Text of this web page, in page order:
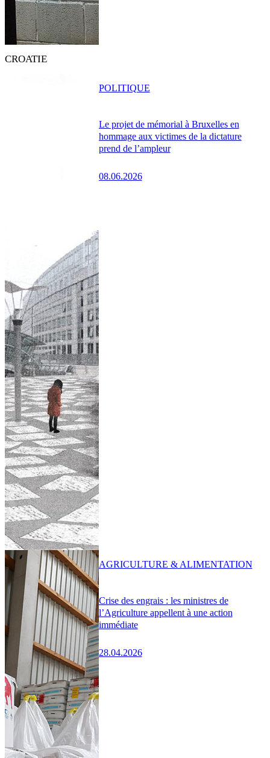
CROATIE
Le projet de mémorial à Bruxelles en
hommage aux victimes de la dictature
prend de l’ampleur
08.06.2026
POLITIQUE
Crise des engrais : les ministres de
l’Agriculture appellent à une action
immédiate
28.04.2026
AGRICULTURE & ALIMENTATION